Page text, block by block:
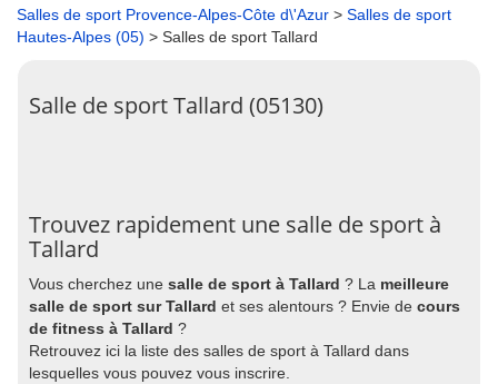
Salles de sport Provence-Alpes-Côte d\'Azur > Salles de sport
Hautes-Alpes (05) > Salles de sport Tallard
Salle de sport Tallard (05130)
Trouvez rapidement une salle de sport à
Tallard
Vous cherchez une salle de sport à Tallard ? La meilleure
salle de sport sur Tallard et ses alentours ? Envie de cours
de fitness à Tallard ?
Retrouvez ici la liste des salles de sport à Tallard dans
lesquelles vous pouvez vous inscrire.